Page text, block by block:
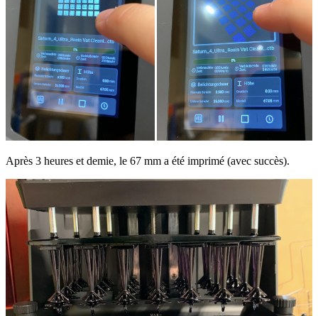
Après 3 heures et demie, le 67 mm a été imprimé (avec succès).